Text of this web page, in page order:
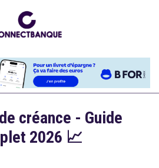
créance - Guide
2026 📈